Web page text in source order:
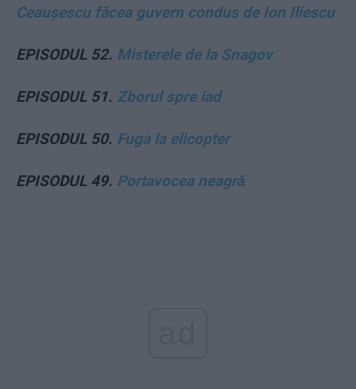
Ceaușescu făcea guvern condus de Ion Iliescu
EPISODUL 52. Misterele de la Snagov
EPISODUL 51. Zborul spre iad
EPISODUL 50. Fuga la elicopter
EPISODUL 49. Portavocea neagră